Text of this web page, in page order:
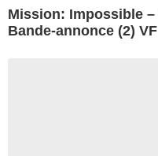
Mission: Impossible
Bande-annonce (2) VF